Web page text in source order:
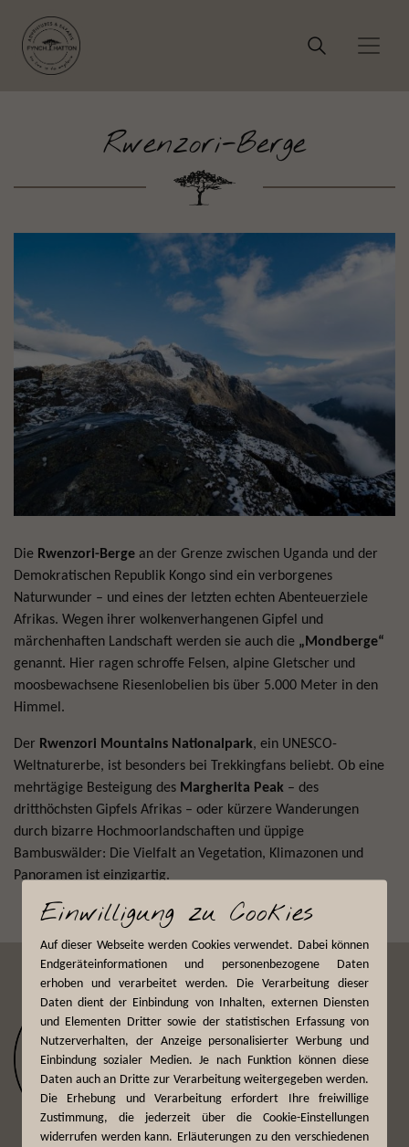
Rwenzori-Berge
Die Rwenzori-Berge an der Grenze zwischen Uganda und der
Demokratischen Republik Kongo sind ein verborgenes
Naturwunder – und eines der letzten echten Abenteuerziele
Afrikas. Wegen ihrer wolkenverhangenen Gipfel und
märchenhaften Landschaft werden sie auch die „Mondberge“
genannt. Hier ragen schroffe Felsen, alpine Gletscher und
moosbewachsene Riesenlobelien bis über 5.000 Meter in den
Himmel.
Der Rwenzori Mountains Nationalpark, ein UNESCO-
Weltnaturerbe, ist besonders bei Trekkingfans beliebt. Ob eine
mehrtägige Besteigung des Margherita Peak – des
dritthöchsten Gipfels Afrikas – oder kürzere Wanderungen
durch bizarre Hochmoorlandschaften und üppige
Bambuswälder: Die Vielfalt an Vegetation, Klimazonen und
Panoramen ist einzigartig.
Einwilligung zu Cookies
Auf dieser Webseite werden Cookies verwendet. Dabei können
Endgeräteinformationen und personenbezogene Daten
erhoben und verarbeitet werden. Die Verarbeitung dieser
Daten dient der Einbindung von Inhalten, externen Diensten
und Elementen Dritter sowie der statistischen Erfassung von
Nutzerverhalten, der Anzeige personalisierter Werbung und
Einbindung sozialer Medien. Je nach Funktion können diese
Daten auch an Dritte zur Verarbeitung weitergegeben werden.
Die Erhebung und Verarbeitung erfordert Ihre freiwillige
Zustimmung, die jederzeit über die Cookie-Einstellungen
widerrufen werden kann. Erläuterungen zu den verschiedenen